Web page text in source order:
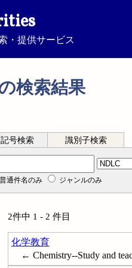
・提供サービス
検索結果
号検索 識別子検索
普通件名のみ ジャンルのみ
2件中 1 - 2 件目
化学教育
← Chemistry--Study and